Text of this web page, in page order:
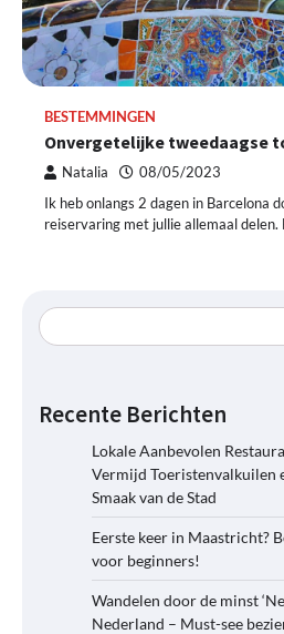
BESTEMMINGEN
Onvergetelijke tweedaagse
Natalia 08/05/2023
Ik heb onlangs 2 dagen in Barcelona
reiservaring met jullie allemaal
Recente Berichten
Lokale Aanbevolen
Vermijd Toeristenvalkuilen
Smaak van de Stad
Eerste keer in Maastricht?
voor beginners!
Wandelen door de minst
Nederland – Must-see